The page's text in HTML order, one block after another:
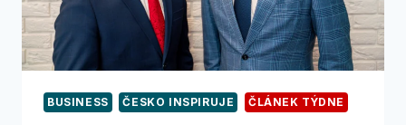
BUSINESS ČESKO INSPIRUJE ČLÁNEK TÝDNE